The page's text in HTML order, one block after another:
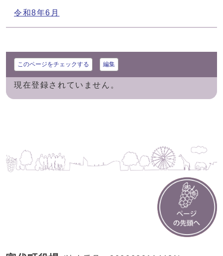
令和8年6月
このページをチェックする 編集
現在登録されていません。